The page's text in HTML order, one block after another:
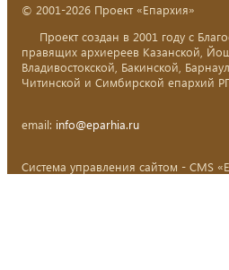
© 2001-2026 Проект «Епархия»
Проект создан в 2001 году с
правящих архиереев Казанской,
Владивостокской, Бакинской,
Читинской и Симбирской епархий
email: info@eparhia.ru
Система управления сайтом - CMS